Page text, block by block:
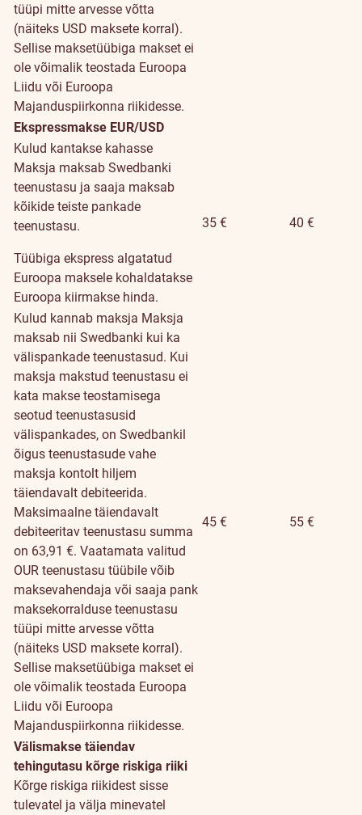
tüüpi mitte arvesse võtta
(näiteks USD maksete korral).
Sellise maksetüübiga makset ei
ole võimalik teostada Euroopa
Liidu või Euroopa
Majanduspiirkonna riikidesse.
Ekspressmakse EUR/USD
Kulud kantakse kahasse
Maksja maksab Swedbanki
teenustasu ja saaja maksab
kõikide teiste pankade
teenustasu.
Tüübiga ekspress algatatud
Euroopa maksele kohaldatakse
Euroopa kiirmakse hinda.
35 € 40 €
Kulud kannab maksja Maksja
maksab nii Swedbanki kui ka
välispankade teenustasud. Kui
maksja makstud teenustasu ei
kata makse teostamisega
seotud teenustasusid
välispankades, on Swedbankil
õigus teenustasude vahe
maksja kontolt hiljem
täiendavalt debiteerida.
Maksimaalne täiendavalt
debiteeritav teenustasu summa
on 63,91 €. Vaatamata valitud
OUR teenustasu tüübile võib
maksevahendaja või saaja pank
maksekorralduse teenustasu
tüüpi mitte arvesse võtta
(näiteks USD maksete korral).
Sellise maksetüübiga makset ei
ole võimalik teostada Euroopa
Liidu või Euroopa
Majanduspiirkonna riikidesse.
45 € 55 €
Välismakse täiendav
tehingutasu kõrge riskiga riiki
Kõrge riskiga riikidest sisse
tulevatel ja välja minevatel